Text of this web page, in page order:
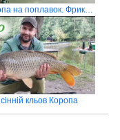
Ловля коропа на поплавок. Фрикціон не витримує такого бою
кльов Коропа